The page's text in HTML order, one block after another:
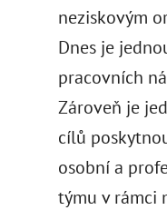
neziskovým
Dnes je
pracovních
Zároveň je
cílů
osobní a
týmu v rámci